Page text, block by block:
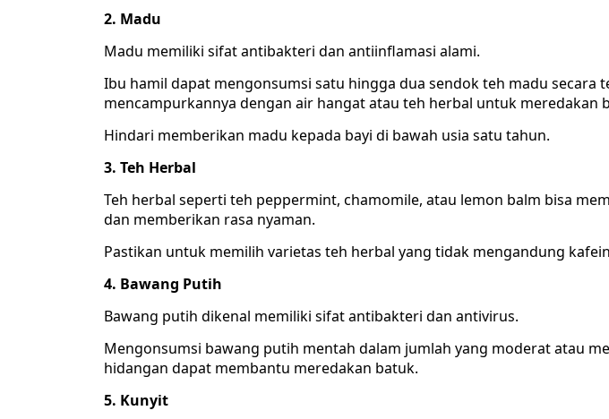
2. Madu
Madu memiliki sifat antibakteri dan antiinflamasi alami.
Ibu hamil dapat mengonsumsi satu hingga dua sendok teh madu secara
mencampurkannya dengan air hangat atau teh herbal untuk meredakan
Hindari memberikan madu kepada bayi di bawah usia satu tahun.
3. Teh Herbal
Teh herbal seperti teh peppermint, chamomile, atau lemon balm bisa
dan memberikan rasa nyaman.
Pastikan untuk memilih varietas teh herbal yang tidak mengandung
4. Bawang Putih
Bawang putih dikenal memiliki sifat antibakteri dan antivirus.
Mengonsumsi bawang putih mentah dalam jumlah yang moderat atau
hidangan dapat membantu meredakan batuk.
5. Kunyit